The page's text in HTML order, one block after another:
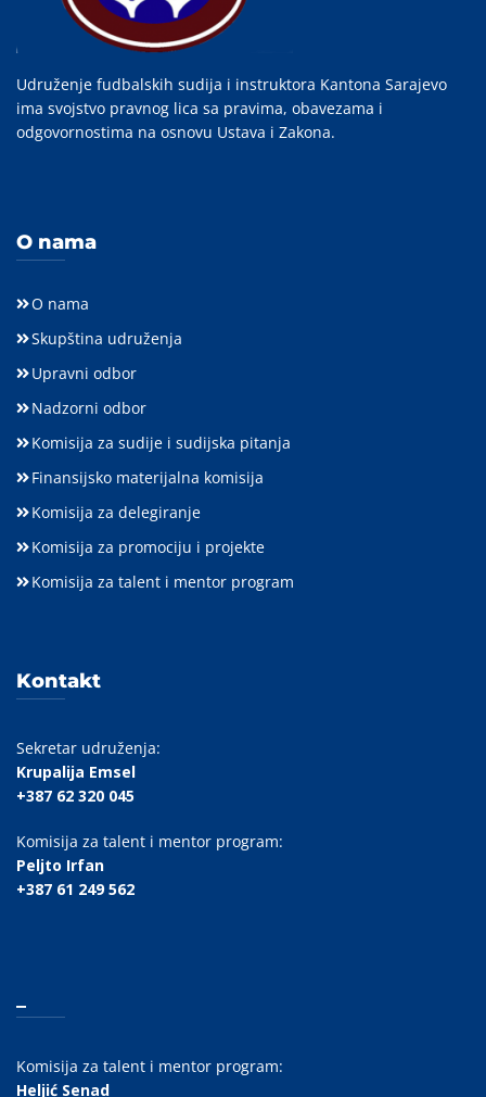
Udruženje fudbalskih sudija i instruktora Kantona Sarajevo
ima svojstvo pravnog lica sa pravima, obavezama i
odgovornostima na osnovu Ustava i Zakona.
O nama
O nama
Skupština udruženja
Upravni odbor
Nadzorni odbor
Komisija za sudije i sudijska pitanja
Finansijsko materijalna komisija
Komisija za delegiranje
Komisija za promociju i projekte
Komisija za talent i mentor program
Kontakt
Sekretar udruženja:
Krupalija Emsel
+387 62 320 045
Komisija za talent i mentor program:
Peljto Irfan
+387 61 249 562
Komisija za talent i mentor program:
Heljić Senad